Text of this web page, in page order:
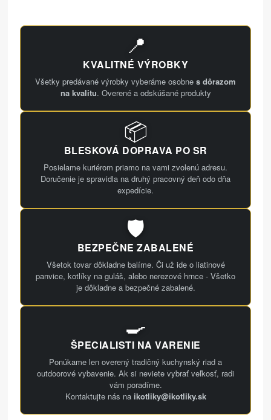
📍
KVALITNÉ VÝROBKY
Všetky predávané výrobky vyberáme osobne s dôrazom
na kvalitu. Overené a odskúšané produkty
📦
BLESKOVÁ DOPRAVA PO SR
Posielame kuriérom priamo na vami zvolenú adresu.
Doručenie je spravidla na druhý pracovný deň odo dňa
expedície.
🛡️
BEZPEČNE ZABALENÉ
Všetok tovar dôkladne balíme. Či už ide o liatinové
panvice, kotlíky na guláš, alebo nerezové hrnce - Všetko
je dôkladne a bezpečné zabalené.
🍳
ŠPECIALISTI NA VARENIE
Ponúkame len overený tradičný kuchynský riad a
outdoorové vybavenie. Ak si neviete vybrať veľkosť, radi
vám poradíme.
Kontaktujte nás na ikotliky@ikotliky.sk